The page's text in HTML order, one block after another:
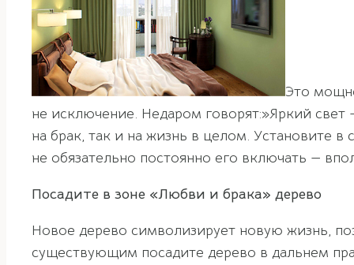
Это
не исключение. Недаром говорят:»Яркий
на брак, так и на жизнь в целом. Установите
не обязательно постоянно его включать —
Посадите в зоне «Любви и брака» дерево
Новое дерево символизирует новую жизнь,
существующим посадите дерево в дальнем